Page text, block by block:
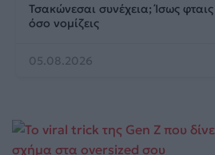
Τσακώνεσαι συνέχεια; Ίσως
όσο νομίζεις
05.08.2026